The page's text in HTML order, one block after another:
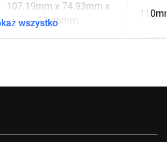
107.19mm x 74.93mm x
13.46mm
wszystko